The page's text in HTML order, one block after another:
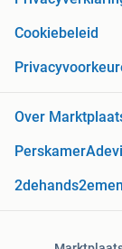
Cookiebeleid
Over
Perskamer
2dehands